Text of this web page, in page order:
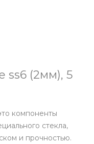
ss6 (2мм), 5
компоненты
стекла,
и прочностью.